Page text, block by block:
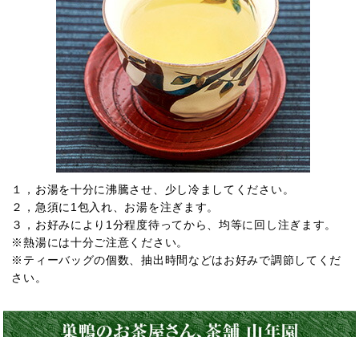
１，お湯を十分に沸騰させ、少し冷ましてください。
２，急須に1包入れ、お湯を注ぎます。
３，お好みにより1分程度待ってから、均等に回し注ぎます。
※熱湯には十分ご注意ください。
※ティーバッグの個数、抽出時間などはお好みで調節してくだ
さい。